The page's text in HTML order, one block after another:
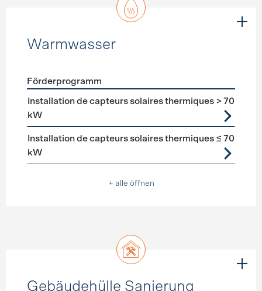
Warmwasser
Förderprogramme Warmwasser
Förderprogramm
Installation de capteurs solaires thermiques > 70
kW
Installation de capteurs solaires thermiques ≤ 70
kW
+ alle öffnen
Gebäudehülle Sanierung